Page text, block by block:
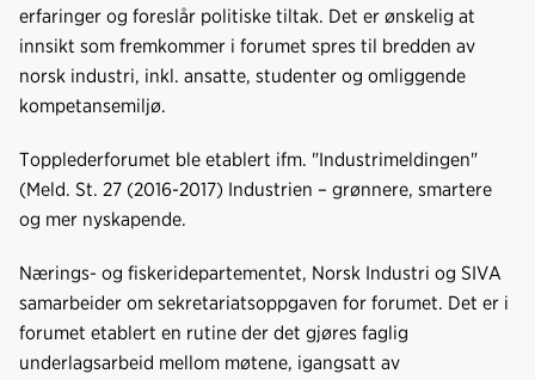
erfaringer og foreslår politiske tiltak. Det er ønskelig at
innsikt som fremkommer i forumet spres til bredden av
norsk industri, inkl. ansatte, studenter og omliggende
kompetansemiljø.
Topplederforumet ble etablert ifm. "Industrimeldingen"
(Meld. St. 27 (2016-2017) Industrien – grønnere, smartere
og mer nyskapende.
Nærings- og fiskeridepartementet, Norsk Industri og SIVA
samarbeider om sekretariatsoppgaven for forumet. Det er i
forumet etablert en rutine der det gjøres faglig
underlagsarbeid mellom møtene, igangsatt av